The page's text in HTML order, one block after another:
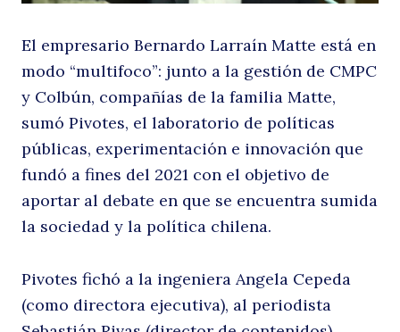
El empresario Bernardo Larraín Matte está en
modo “multifoco”: junto a la gestión de CMPC
y Colbún, compañías de la familia Matte,
sumó Pivotes, el laboratorio de políticas
públicas, experimentación e innovación que
fundó a fines del 2021 con el objetivo de
aportar al debate en que se encuentra sumida
la sociedad y la política chilena.
Pivotes fichó a la ingeniera Angela Cepeda
(como directora ejecutiva), al periodista